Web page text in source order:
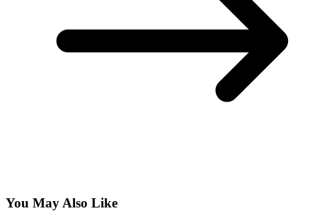
You May Also Like